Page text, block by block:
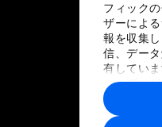
フィック
ザーによ
報を収集
信、デー
有してい
ユーザー
報や各パ
に収集さ